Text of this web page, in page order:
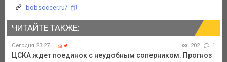
bobsoccer.ru/
ЧИТАЙТЕ ТАКЖЕ:
Сегодня 23:27 202 1
ЦСКА ждет поединок с неудобным соперником. Прогноз